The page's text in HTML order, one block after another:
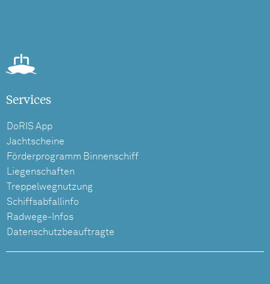
Services
DoRIS App
Jachtscheine
Förderprogramm Binnenschiff
Liegenschaften
Treppelwegnutzung
Schiffsabfallinfo
Radwege-Infos
Datenschutzbeauftragte